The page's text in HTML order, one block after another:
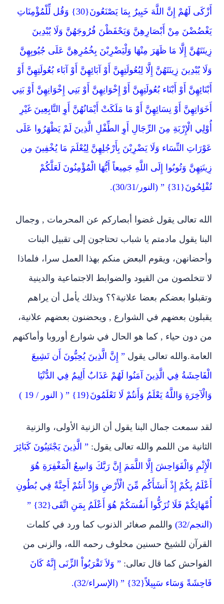
أَزْكَى لَهُمْ إِنَّ اللَّهَ خَبِيرٌ بِمَا يَصْنَعُونَ{30} وَقُل لِّلْمُؤْمِنَاتِ
يَغْضُضْنَ مِنْ أَبْصَارِهِنَّ وَيَحْفَظْنَ فُرُوجَهُنَّ وَلَا يُبْدِينَ
زِينَتَهُنَّ إِلَّا مَا ظَهَرَ مِنْهَا وَلْيَضْرِبْنَ بِخُمُرِهِنَّ عَلَى جُيُوبِهِنَّ
وَلَا يُبْدِينَ زِينَتَهُنَّ إِلَّا لِبُعُولَتِهِنَّ أَوْ آبَائِهِنَّ أَوْ آبَاء بُعُولَتِهِنَّ أَوْ
أَبْنَائِهِنَّ أَوْ أَبْنَاء بُعُولَتِهِنَّ أَوْ إِخْوَانِهِنَّ أَوْ بَنِي إِخْوَانِهِنَّ أَوْ بَنِي
أَخَوَاتِهِنَّ أَوْ نِسَائِهِنَّ أَوْ مَا مَلَكَتْ أَيْمَانُهُنَّ أَوِ التَّابِعِينَ غَيْرِ
أُوْلِي الْإِرْبَةِ مِنَ الرِّجَالِ أَوِ الطِّفْلِ الَّذِينَ لَمْ يَظْهَرُوا عَلَى
عَوْرَاتِ النِّسَاء وَلَا يَضْرِبْنَ بِأَرْجُلِهِنَّ لِيُعْلَمَ مَا يُخْفِينَ مِن
زِينَتِهِنَّ وَتُوبُوا إِلَى اللَّهِ جَمِيعاً أَيُّهَا الْمُؤْمِنُونَ لَعَلَّكُمْ
تُفْلِحُونَ{31} ” (النور/30/31).
الله تعالى يقول غضوا أبصاركم عن المحرمات , وجمال
البنا يقول مادمتم يا شباب تحتاجون إلى تقبيل البنات
وأحضانهن، ويقوم البعض منكم بهذا العمل سرا، فلماذا
لا تتخلصون من القيود والضوابط الاجتماعية والدينية
وتقبلوا بعضكم بعضا علانية؟؟ وبذلك يأمل أن يراهم
يقبلون بعضهم في الشوارع , ويحضنون بعضهم علانية،
من دون حياء , كما هو الحال في شوارع أوروبا وأماكنهم
العامة.والله تعالى يقول
” إِنَّ الَّذِينَ يُحِبُّونَ أَن تَشِيعَ
الْفَاحِشَةُ فِي الَّذِينَ آمَنُوا لَهُمْ عَذَابٌ أَلِيمٌ فِي الدُّنْيَا
وَالْآخِرَةِ وَاللَّهُ يَعْلَمُ وَأَنتُمْ لَا تَعْلَمُونَ{19} ” ( النور / 19 )
لقد سمعت جمال البنا يقول أن الزنية الأولى، والزنية
الثانية من اللمم والله تعالى يقول:
” الَّذِينَ يَجْتَنِبُونَ كَبَائِرَ
الْإِثْمِ وَالْفَوَاحِشَ إِلَّا اللَّمَمَ إِنَّ رَبَّكَ وَاسِعُ الْمَغْفِرَةِ هُوَ
أَعْلَمُ بِكُمْ إِذْ أَنشَأَكُم مِّنَ الْأَرْضِ وَإِذْ أَنتُمْ أَجِنَّةٌ فِي بُطُونِ
أُمَّهَاتِكُمْ فَلَا تُزَكُّوا أَنفُسَكُمْ هُوَ أَعْلَمُ بِمَنِ اتَّقَى{32} ”
(النجم/32)
واللمم صغائر الذنوب كما ورد في كلمات
القرآن للشيخ حسنين مخلوف رحمه الله، والزنى من
الفواحش كما قال تعالى:
” وَلاَ تَقْرَبُواْ الزِّنَى إِنَّهُ كَانَ
فَاحِشَةً وَسَاء سَبِيلاً{32} ” (الإسراء/32).